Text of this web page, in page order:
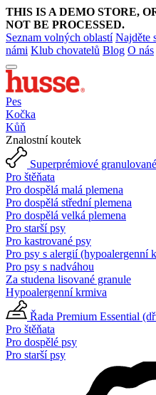
THIS IS A DEMO STORE,
NOT BE PROCESSED.
Seznam volných oblastí Najděte
námi Klub chovatelů Blog O nás
Pes
Kočka
Kůň
Znalostní koutek
Superprémiové
Pro štěňata
Pro dospělá malá plemena
Pro dospělá střední plemena
Pro dospělá velká plemena
Pro starší psy
Pro kastrované psy
Pro psy s alergií (hypoalergenní
Pro psy s nadváhou
Za studena lisované granule
Hypoalergenní krmiva
Řada Premium Essential
Pro štěňata
Pro dospělé psy
Pro starší psy